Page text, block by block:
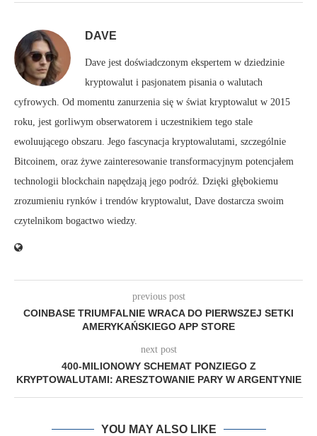
DAVE
Dave jest doświadczonym ekspertem w dziedzinie
kryptowalut i pasjonatem pisania o walutach
cyfrowych. Od momentu zanurzenia się w świat kryptowalut w 2015
roku, jest gorliwym obserwatorem i uczestnikiem tego stale
ewoluującego obszaru. Jego fascynacja kryptowalutami, szczególnie
Bitcoinem, oraz żywe zainteresowanie transformacyjnym potencjałem
technologii blockchain napędzają jego podróż. Dzięki głębokiemu
zrozumieniu rynków i trendów kryptowalut, Dave dostarcza swoim
czytelnikom bogactwo wiedzy.
previous post
COINBASE TRIUMFALNIE WRACA DO PIERWSZEJ SETKI
AMERYKAŃSKIEGO APP STORE
next post
400-MILIONOWY SCHEMAT PONZIEGO Z
KRYPTOWALUTAMI: ARESZTOWANIE PARY W ARGENTYNIE
YOU MAY ALSO LIKE